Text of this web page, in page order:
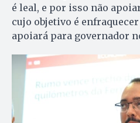
é leal, e por isso não
cujo objetivo é
apoiará para governador